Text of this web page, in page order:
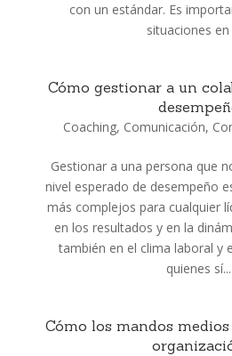
con un estándar. Es
situaciones en
Cómo gestionar a un
Coaching, Comunicación,
Gestionar a una persona que
nivel esperado de desempeño
más complejos para cualquier
en los resultados y en la
también en el clima laboral y
quienes sí...
Cómo los mandos